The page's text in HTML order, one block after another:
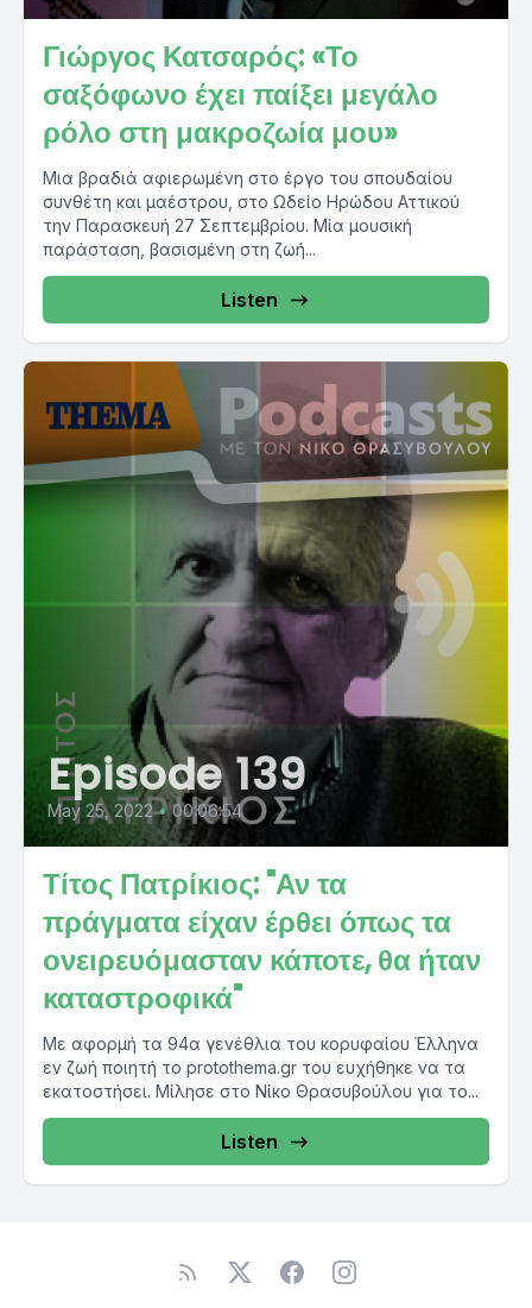
Γιώργος Κατσαρός: «Το
σαξόφωνο έχει παίξει μεγάλο
ρόλο στη μακροζωία μου»
Μια βραδιά αφιερωμένη στο έργο του σπουδαίου
συνθέτη και μαέστρου, στο Ωδείο Ηρώδου Αττικού
την Παρασκευή 27 Σεπτεμβρίου. Μία μουσική
παράσταση, βασισμένη στη ζωή...
Listen
Episode 139
May 25, 2022 • 00:06:54
Τίτος Πατρίκιος: "Αν τα
πράγματα είχαν έρθει όπως τα
ονειρευόμασταν κάποτε, θα ήταν
καταστροφικά"
Με αφορμή τα 94α γενέθλια του κορυφαίου Έλληνα
εν ζωή ποιητή το protothema.gr του ευχήθηκε να τα
εκατοστήσει. Μίλησε στο Νίκο Θρασυβούλου για το...
Listen